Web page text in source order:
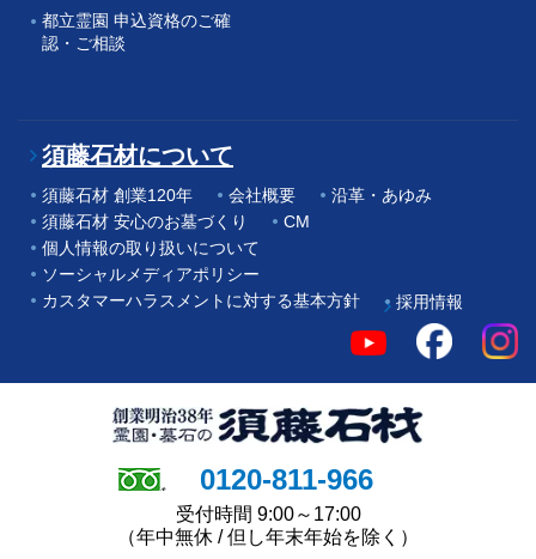
都立霊園 申込資格のご確
認・ご相談
須藤石材について
須藤石材 創業120年 会社概要
沿革・あゆみ
須藤石材 安心のお墓づくり
CM
個人情報の取り扱いについて
ソーシャルメディアポリシー
カスタマーハラスメントに対する基本方針
採用情報
0120-811-966
受付時間 9:00～17:00
（年中無休 / 但し年末年始を除く）